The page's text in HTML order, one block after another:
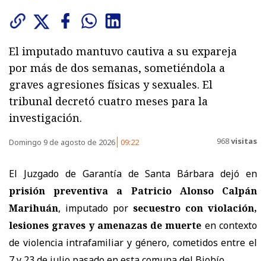
El imputado mantuvo cautiva a su expareja
por más de dos semanas, sometiéndola a
graves agresiones físicas y sexuales. El
tribunal decretó cuatro meses para la
investigación.
Domingo 9 de agosto de 2026 09:22 968visitas
El Juzgado de Garantía de Santa Bárbara dejó en
prisión preventiva a Patricio Alonso Calpán
Marihuán, imputado por secuestro con violación,
lesiones graves y amenazas de muerte en contexto
de violencia intrafamiliar y género, cometidos entre el